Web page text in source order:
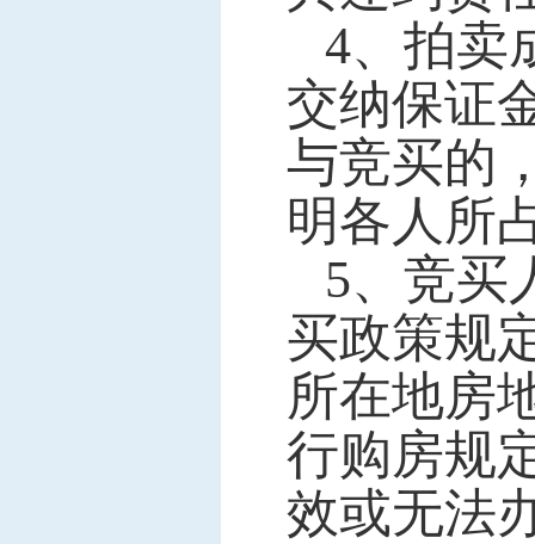
4、拍卖
交纳保证
与竞买的
明各人所
5、竞买
买政策规
所在地房
行购房规
效或无法